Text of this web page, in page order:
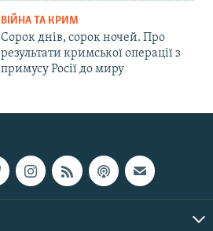
ВІЙНА ТА КРИМ
Сорок днів, сорок ночей. Про
результати кримської операції з
примусу Росії до миру